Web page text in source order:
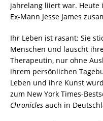
jahrelang liiert war. Heute
Ex-Mann Jesse James
Ihr Leben ist rasant: Sie
Menschen und lauscht
Therapeutin, nur ohne
ihrem persönlichen
Leben und ihre Kunst
zum New York Times-
Chronicles auch in